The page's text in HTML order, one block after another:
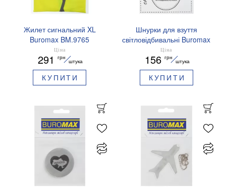
Жилет сигнальний XL
Buromax BM.9765
Ціна
291 грн
штука
КУПИТИ
Шнурки для взуття
світловідбивальні Buromax
BM.9790-10 рожеві
Ціна
156 грн
штука
КУПИТИ